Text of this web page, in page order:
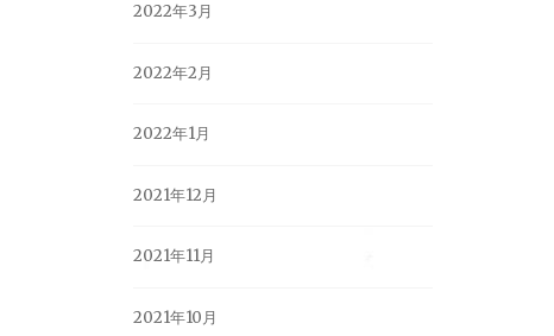
2022年3月
2022年2月
2022年1月
2021年12月
2021年11月
2021年10月